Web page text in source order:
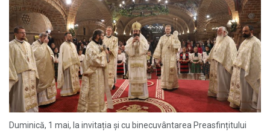
Duminică, 1 mai, la invitația și cu binecuvântarea Preasfințitului